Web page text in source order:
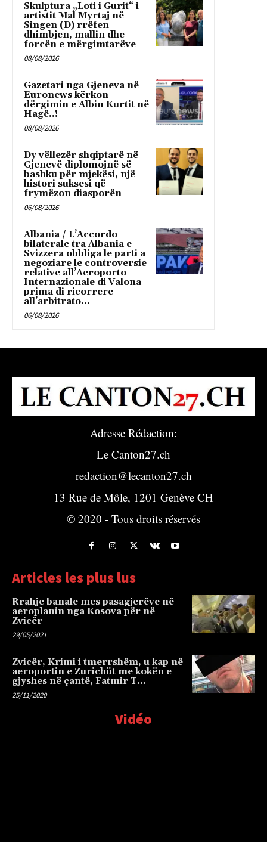
Skulptura „Loti i Gurit“ i
artistit Mal Myrtaj në
Singen (D) rrëfen
dhimbjen, mallin dhe
forcën e mërgimtarëve
08/08/2026
Gazetari nga Gjeneva në
Euronews kërkon
dërgimin e Albin Kurtit në
Hagë..!
08/08/2026
Dy vëllezër shqiptarë në
Gjenevë diplomojnë së
bashku për mjekësi, një
histori suksesi që
frymëzon diasporën
06/08/2026
Albania / L’Accordo
bilaterale tra Albania e
Svizzera obbliga le parti a
negoziare le controversie
relative all’Aeroporto
Internazionale di Valona
prima di ricorrere
all’arbitrato...
06/08/2026
Adresse Rédaction:
Le Canton27.ch
redaction@lecanton27.ch
13 Rue de Môle, 1201 Genève CH
© 2020 - Tous droits réservés
Articles les plus lus
Rrahje banale mes pasagjerëve në
aeroplanin nga Kosova për në
Zvicër
29/05/2021
Zvicër, Krimi i tmerrshëm, u kap në
aeroportin e Zurichüt me kokën e
gjyshes në çantë, Fatmir T…
25/11/2020
Vidéo